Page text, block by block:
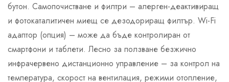
бутон. Самопочистване и филтри – алерген-деактивиращ
и фотокаталитичен миещ се дезодориращ филтър. Wi-Fi
адаптор (опция) – може да бъде контролиран от
смартфони и таблети. Лесно за ползване безжично
инфрачервено дистанционно управление – за контрол на
температура, скорост на вентилация, режими отопление,